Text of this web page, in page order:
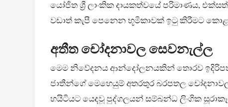
යෝජිත ශ්‍රී ලාංකික දායකත්වයේ පරිමාණය,
වඩාත් කැපී පෙනෙන භූමිකාවක් ඉටු කිරීමට
අතීත චෝදනාවල සෙවනැල්ල
මෙම නිවේදනය ආන්දෝලනයකින් තොරව
ජාතීන්ගේ මෙහෙයුම් අතරතුර බරපතල
හයිටියට යෙදවූ පුද්ගලයන් සම්බන්ධ ලිංගික